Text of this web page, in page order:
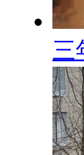
三